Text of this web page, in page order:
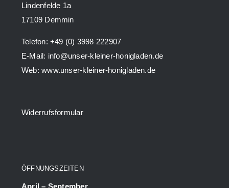
Lindenfelde 1a
17109 Demmin
Telefon: +49 (0) 3998 222907
E-Mail: info@unser-kleiner-honigladen.de
Web: www.unser-kleiner-honigladen.de
Widerrufsformular
ÖFFNUNGSZEITEN
April – September